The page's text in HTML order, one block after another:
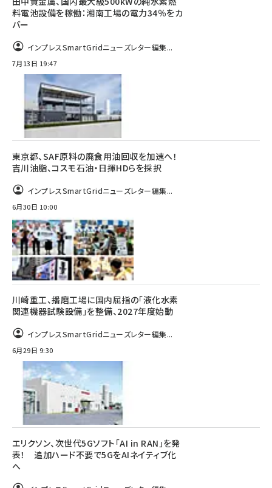
料電池設備を稼働：湘南工場の電力34％をカ
バー
インプレスSmartGridニューズレター編集...
7月13日 19:47
東京都、SAF原料の廃食用油回収を加速へ！
吉川油脂、コスモ石油・日揮HDらを採択
インプレスSmartGridニューズレター編集...
6月30日 10:00
川崎重工、播磨工場に国内屈指の「液化水素
関連機器試験設備」を整備、2027年度始動
インプレスSmartGridニューズレター編集...
6月29日 9:30
エリクソン、次世代5Gソフト「AI in RAN」を発
表！ 追加ハード不要で5GをAIネイティブ化
へ